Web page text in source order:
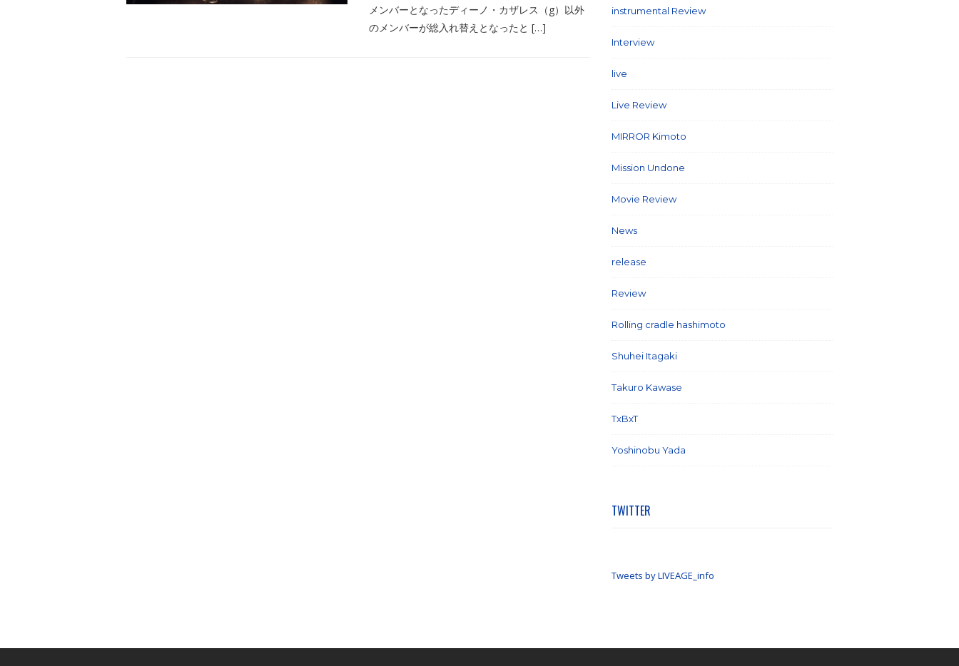
メンバーとなったディーノ・カザレス（g）以外
のメンバーが総入れ替えとなったと […]
instrumental Review
Interview
live
Live Review
MIRROR Kimoto
Mission Undone
Movie Review
News
release
Review
Rolling cradle hashimoto
Shuhei Itagaki
Takuro Kawase
TxBxT
Yoshinobu Yada
TWITTER
Tweets by LIVEAGE_info